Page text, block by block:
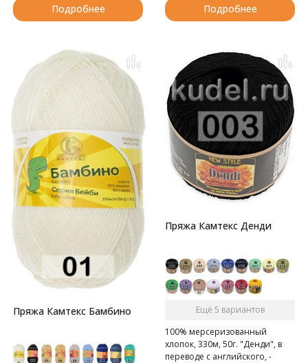
Подробнее Подробнее
Пряжа Камтекс Бамбино
Пряжа Камтекс Денди
Ещё 5 вариантов
100% мерсеризованный
хлопок, 330м, 50г. "Денди", в
переводе с английского, -